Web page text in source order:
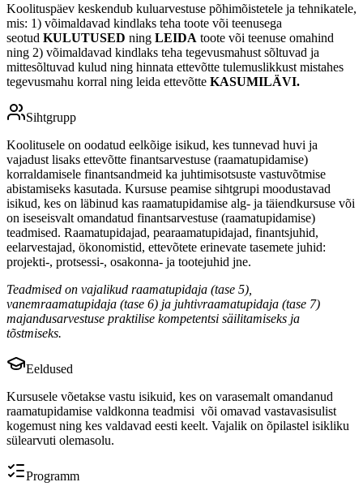
Koolituspäev keskendub kuluarvestuse põhimõistetele ja tehnikatele,
mis: 1) võimaldavad kindlaks teha toote või teenusega
seotud KULUTUSED ning LEIDA toote või teenuse omahind
ning 2) võimaldavad kindlaks teha tegevusmahust sõltuvad ja
mittesõltuvad kulud ning hinnata ettevõtte tulemuslikkust mistahes
tegevusmahu korral ning leida ettevõtte KASUMILÄVI.
Sihtgrupp
Koolitusele on oodatud eelkõige isikud, kes tunnevad huvi ja
vajadust lisaks ettevõtte finantsarvestuse (raamatupidamise)
korraldamisele finantsandmeid ka juhtimisotsuste vastuvõtmise
abistamiseks kasutada. Kursuse peamise sihtgrupi moodustavad
isikud, kes on läbinud kas raamatupidamise alg- ja täiendkursuse või
on iseseisvalt omandatud finantsarvestuse (raamatupidamise)
teadmised. Raamatupidajad, pearaamatupidajad, finantsjuhid,
eelarvestajad, ökonomistid, ettevõtete erinevate tasemete juhid:
projekti-, protsessi-, osakonna- ja tootejuhid jne.
Teadmised on vajalikud raamatupidaja (tase 5),
vanemraamatupidaja (tase 6) ja juhtivraamatupidaja (tase 7)
majandusarvestuse praktilise kompetentsi säilitamiseks ja
tõstmiseks.
Eeldused
Kursusele võetakse vastu isikuid, kes on varasemalt omandanud
raamatupidamise valdkonna teadmisi või omavad vastavasisulist
kogemust ning kes valdavad eesti keelt. Vajalik on õpilastel isikliku
sülearvuti olemasolu.
Programm